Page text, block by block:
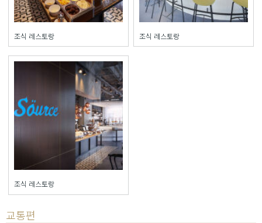
조식 레스토랑 조식 레스토랑
조식 레스토랑
교통편